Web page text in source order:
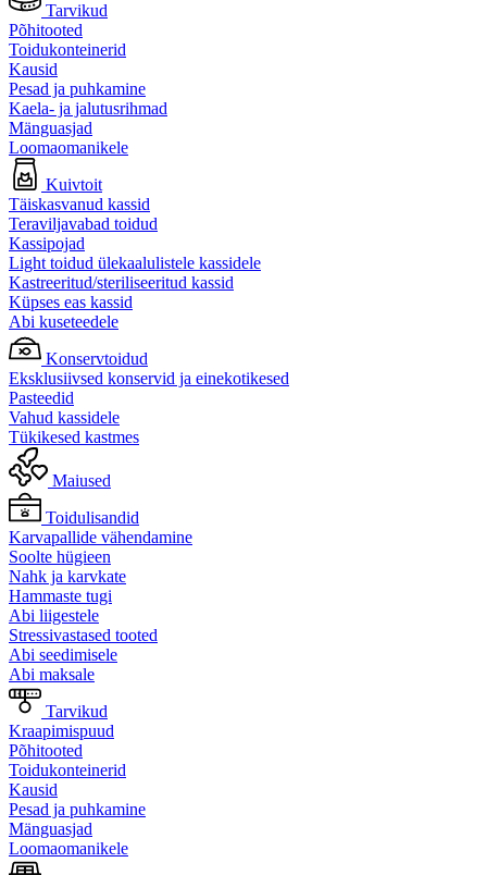
Tarvikud
Põhitooted
Toidukonteinerid
Kausid
Pesad ja puhkamine
Kaela- ja jalutusrihmad
Mänguasjad
Loomaomanikele
Kuivtoit
Täiskasvanud kassid
Teraviljavabad toidud
Kassipojad
Light toidud ülekaalulistele kassidele
Kastreeritud/steriliseeritud kassid
Küpses eas kassid
Abi kuseteedele
Konservtoidud
Eksklusiivsed konservid ja einekotikesed
Pasteedid
Vahud kassidele
Tükikesed kastmes
Maiused
Toidulisandid
Karvapallide vähendamine
Soolte hügieen
Nahk ja karvkate
Hammaste tugi
Abi liigestele
Stressivastased tooted
Abi seedimisele
Abi maksale
Tarvikud
Kraapimispuud
Põhitooted
Toidukonteinerid
Kausid
Pesad ja puhkamine
Mänguasjad
Loomaomanikele